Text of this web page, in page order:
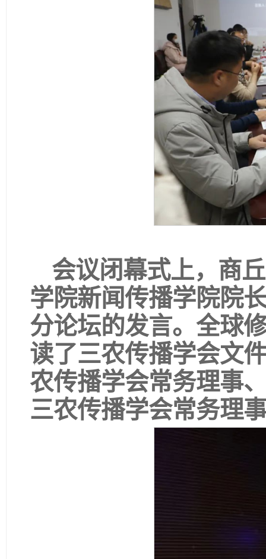
会议闭幕式上，商
学院新闻传播学院院
分论坛的发言。全球
读了三农传播学会文
农传播学会常务理事
三农传播学会常务理